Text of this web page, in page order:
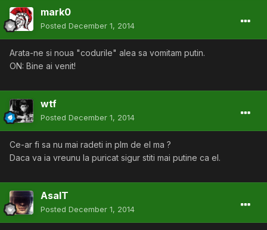
mark0
Posted December 1, 2014
Arata-ne si noua "codurile" alea sa vomitam putin.
ON: Bine ai venit!
wtf
Posted December 1, 2014
Ce-ar fi sa nu mai radeti in plm de el ma ?
Daca va ia vreunu la puricat sigur stiti mai putine ca el.
AsalT
Posted December 1, 2014